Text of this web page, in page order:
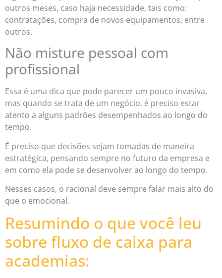
outros meses, caso haja necessidade, tais como:
contratações, compra de novos equipamentos, entre
outros.
Não misture pessoal com
profissional
Essa é uma dica que pode parecer um pouco invasiva,
mas quando se trata de um negócio, é preciso estar
atento a alguns padrões desempenhados ao longo do
tempo.
É preciso que decisões sejam tomadas de maneira
estratégica, pensando sempre no futuro da empresa e
em como ela pode se desenvolver ao longo do tempo.
Nesses casos, o racional deve sempre falar mais alto do
que o emocional.
Resumindo o que você leu
sobre fluxo de caixa para
academias: